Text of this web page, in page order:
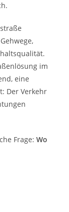
im
eine
Der Verkehr
Frage:Wo